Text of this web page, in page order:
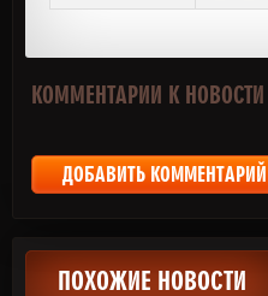
КОММЕНТАРИИ К НОВОСТИ
ДОБАВИТЬ КОММЕНТАРИЙ
ПОХОЖИЕ НОВОСТИ